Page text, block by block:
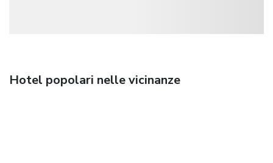
Hotel popolari nelle vicinanze